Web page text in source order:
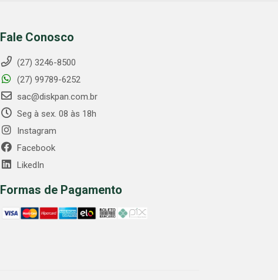
Fale Conosco
(27) 3246-8500
(27) 99789-6252
sac@diskpan.com.br
Seg à sex. 08 às 18h
Instagram
Facebook
LikedIn
Formas de Pagamento